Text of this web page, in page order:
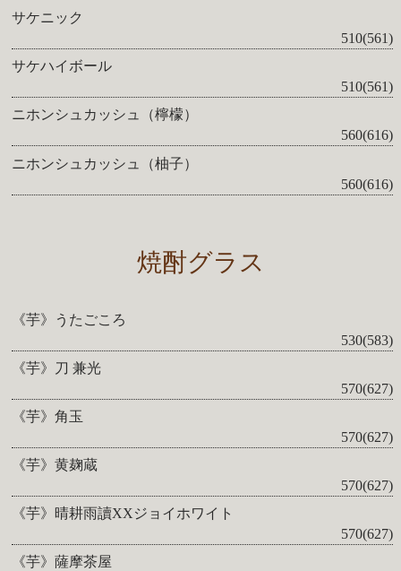
サケニック
510(561)
サケハイボール
510(561)
ニホンシュカッシュ（檸檬）
560(616)
ニホンシュカッシュ（柚子）
560(616)
焼酎グラス
《芋》うたごころ
530(583)
《芋》刀 兼光
570(627)
《芋》角玉
570(627)
《芋》黄麹蔵
570(627)
《芋》晴耕雨讀XXジョイホワイト
570(627)
《芋》薩摩茶屋